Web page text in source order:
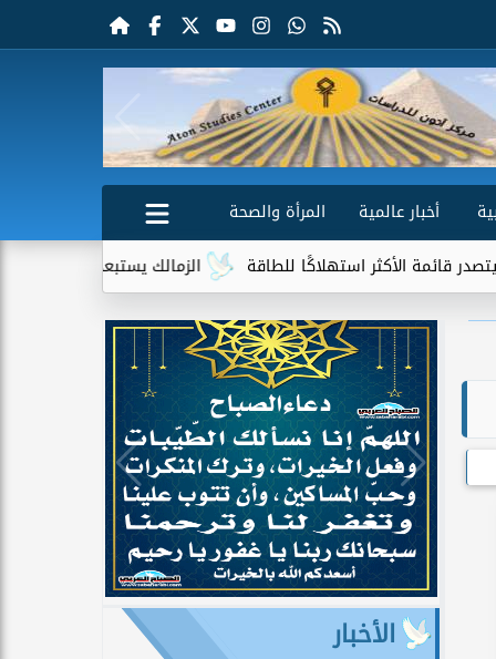
أخبار عالمية
المرأة والصحة
الزمالك يستبعد 4 لاعبين شباب من حساباته في الموسم الجديد
للطاقة
الأخبار